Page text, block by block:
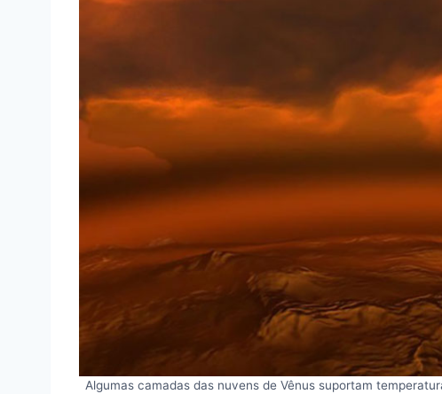
Algumas camadas das nuvens de Vênus suportam